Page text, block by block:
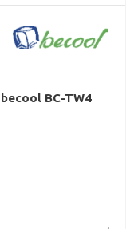
BC-TW4